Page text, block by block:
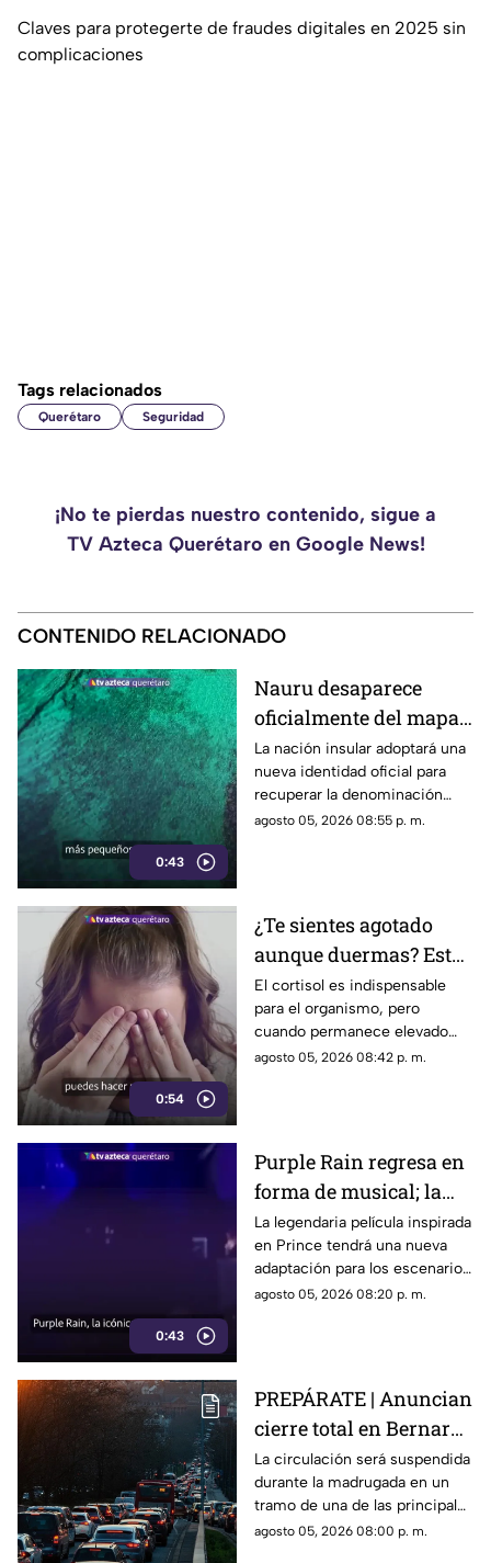
Claves para protegerte de fraudes digitales en 2025 sin
complicaciones
Tags relacionados
Querétaro Seguridad
¡No te pierdas nuestro contenido, sigue a
TV Azteca Querétaro en Google News!
CONTENIDO RELACIONADO
0:43
Nauru desaparece
oficialmente del mapa:
el pequeño país cambia
de nombre
La nación insular adoptará una
nueva identidad oficial para
recuperar la denominación
utilizada por sus propios
agosto 05, 2026 08:55 p. m.
0:54
¿Te sientes agotado
aunque duermas? Estos
hábitos pueden ayudar
a regular el cortisol
El cortisol es indispensable
para el organismo, pero
cuando permanece elevado
por largos periodos puede
agosto 05, 2026 08:42 p. m.
0:43
Purple Rain regresa en
forma de musical; la
historia de Prince
llegará renovada
La legendaria película inspirada
en Prince tendrá una nueva
adaptación para los escenarios
con un enfoque distinto al de
agosto 05, 2026 08:20 p. m.
PREPÁRATE | Anuncian
cierre total en Bernardo
Quintana; este será el
horario
La circulación será suspendida
durante la madrugada en un
tramo de una de las principales
vialidades de Querétaro.
agosto 05, 2026 08:00 p. m.